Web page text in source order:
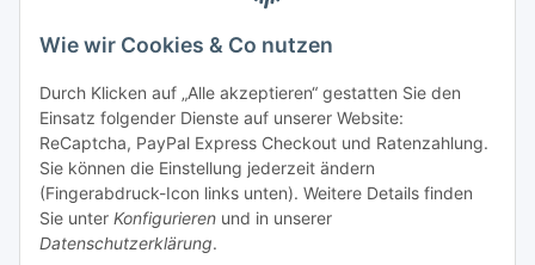
Tel: +49 (0) 5132 8230689
E-Mail:mail@texcorner.de
Wie wir Cookies & Co nutzen
Durch Klicken auf „Alle akzeptieren“ gestatten Sie den
Einsatz folgender Dienste auf unserer Website:
ReCaptcha, PayPal Express Checkout und Ratenzahlung.
Sie können die Einstellung jederzeit ändern
(Fingerabdruck-Icon links unten). Weitere Details finden
Sie unter Konfigurieren und in unserer
Datenschutzerklärung.